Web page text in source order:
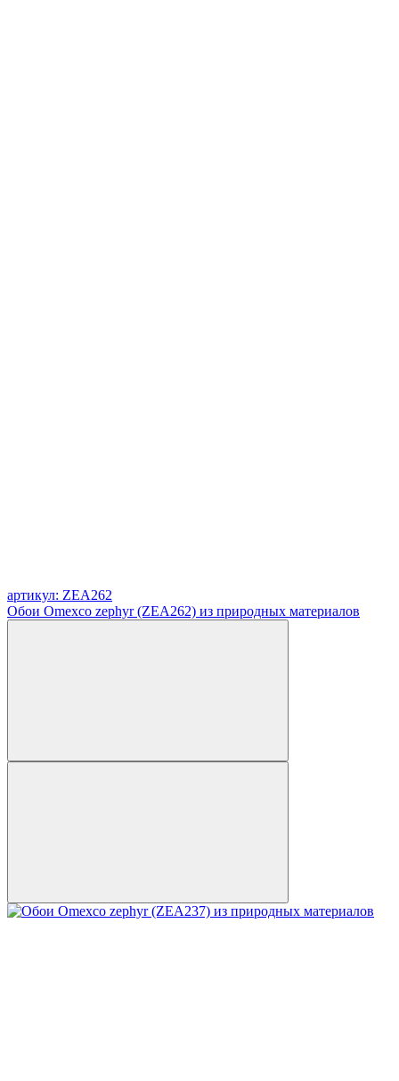
артикул: ZEA262
Обои Omexco zephyr (ZEA262) из природных материалов